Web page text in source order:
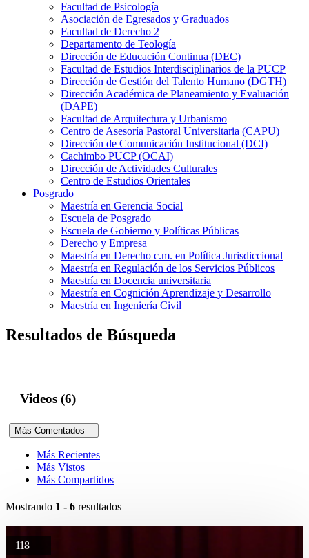
Facultad de Psicología
Asociación de Egresados y Graduados
Facultad de Derecho 2
Departamento de Teología
Dirección de Educación Continua (DEC)
Facultad de Estudios Interdisciplinarios de la PUCP
Dirección de Gestión del Talento Humano (DGTH)
Dirección Académica de Planeamiento y Evaluación
(DAPE)
Facultad de Arquitectura y Urbanismo
Centro de Asesoría Pastoral Universitaria (CAPU)
Dirección de Comunicación Institucional (DCI)
Cachimbo PUCP (OCAI)
Dirección de Actividades Culturales
Centro de Estudios Orientales
Posgrado
Maestría en Gerencia Social
Escuela de Posgrado
Escuela de Gobierno y Políticas Públicas
Derecho y Empresa
Maestría en Derecho c.m. en Política Jurisdiccional
Maestría en Regulación de los Servicios Públicos
Maestría en Docencia universitaria
Maestría en Cognición Aprendizaje y Desarrollo
Maestría en Ingeniería Civil
Resultados de Búsqueda
Videos (6)
Más Comentados
Más Recientes
Más Vistos
Más Compartidos
Mostrando 1 - 6 resultados
118